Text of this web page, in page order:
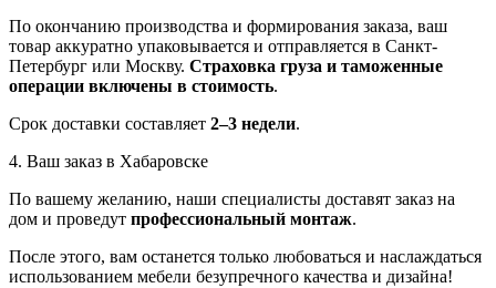
По окончанию производства и формирования заказа, ваш
товар аккуратно упаковывается и отправляется в Санкт-
Петербург или Москву. Страховка груза и таможенные
операции включены в стоимость.
Срок доставки составляет 2–3 недели.
4. Ваш заказ в Хабаровске
По вашему желанию, наши специалисты доставят заказ на
дом и проведут профессиональный монтаж.
После этого, вам останется только любоваться и наслаждаться
использованием мебели безупречного качества и дизайна!